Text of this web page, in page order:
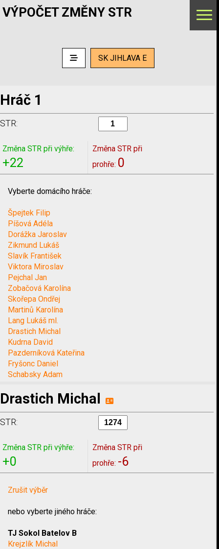
VÝPOČET ZMĚNY STR
SK JIHLAVA E
Hráč 1
STR:
Změna STR při výhře:
+22
Změna STR při
prohře: 0
Vyberte domácího hráče:
Špejtek Filip
Píšová Adéla
Dorážka Jaroslav
Zikmund Lukáš
Slavík František
Viktora Miroslav
Pejchal Jan
Zobačová Karolína
Skořepa Ondřej
Martinů Karolína
Lang Lukáš ml.
Drastich Michal
Kudrna David
Pazderníková Kateřina
Fryšonc Daniel
Schabsky Adam
Drastich Michal
STR:
Změna STR při výhře:
+0
Změna STR při
prohře: -6
Zrušit výběr
nebo vyberte jiného hráče:
TJ Sokol Batelov B
Krejzlík Michal